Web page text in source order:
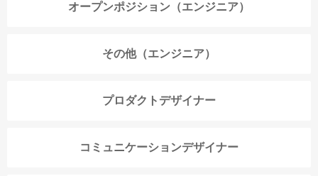
オープンポジション（エンジニア）
その他（エンジニア）
プロダクトデザイナー
コミュニケーションデザイナー